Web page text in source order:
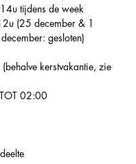
tijdens de week
(25 december & 1
gesloten)
kerstvakantie, zie
TOT 02:00